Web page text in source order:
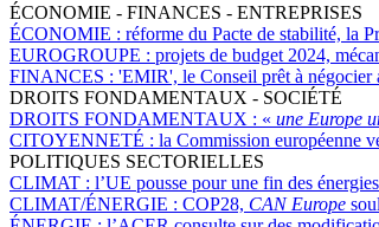
ÉCONOMIE - FINANCES - ENTREPRISES
ÉCONOMIE : réforme du Pacte de stabilité, la
EUROGROUPE : projets de budget 2024,
FINANCES : 'EMIR', le Conseil prêt à négocier
DROITS FONDAMENTAUX - SOCIÉTÉ
DROITS FONDAMENTAUX : « une Europe
CITOYENNETÉ : la Commission européenne
POLITIQUES SECTORIELLES
CLIMAT : l’UE pousse pour une fin des
CLIMAT/ÉNERGIE : COP28, CAN Europe